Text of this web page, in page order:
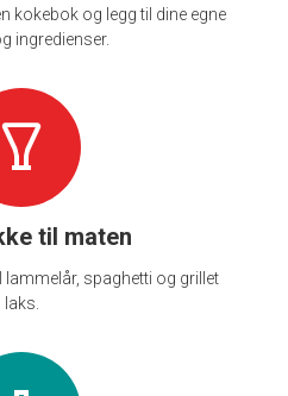
kokebok og legg til dine egne
ingredienser.
til maten
lammelår, spaghetti og grillet
laks.